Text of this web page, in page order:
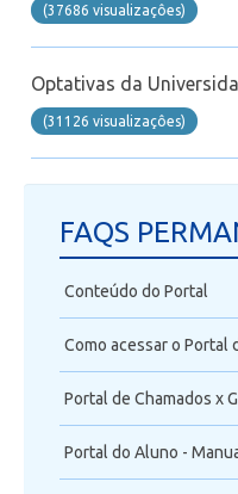
(37686 visualizaçôes)
Optativas da
(31126 visualizaçôes)
FAQS
Conteúdo do Portal
Como acessar o Portal
Portal de Chamados x
Portal do Aluno -